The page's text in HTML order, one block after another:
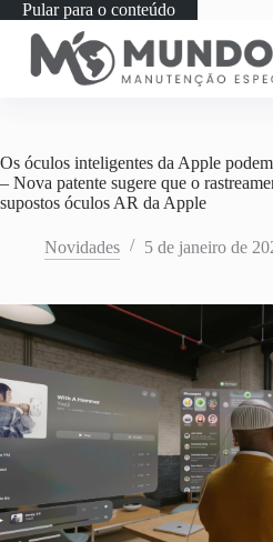
Pular para o conteúdo
Os óculos inteligentes da Apple
– Nova patente sugere que o
supostos óculos AR da Apple
Novidades 5 de janeiro de